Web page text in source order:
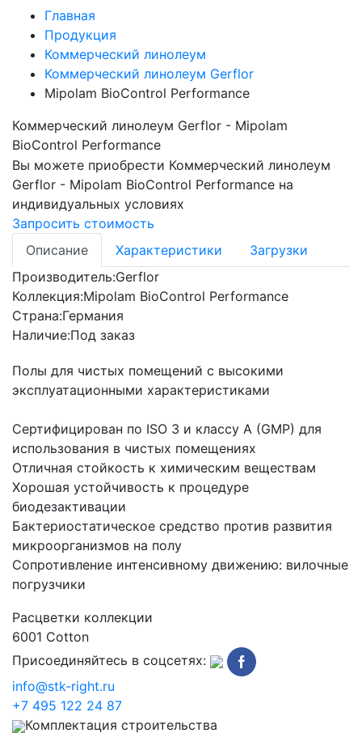
Главная
Продукция
Коммерческий линолеум
Коммерческий линолеум Gerflor
Mipolam BioControl Performance
Коммерческий линолеум Gerflor - Mipolam
BioControl Performance
Вы можете приобрести Коммерческий линолеум
Gerflor - Mipolam BioControl Performance на
индивидуальных условиях
Запросить стоимость
Описание
Характеристики
Загрузки
Производитель:Gerflor
Коллекция:Mipolam BioControl Performance
Страна:Германия
Наличие:Под заказ
Полы для чистых помещений с высокими
эксплуатационными характеристиками
Сертифицирован по ISO 3 и классу A (GMP) для
использования в чистых помещениях
Отличная стойкость к химическим веществам
Хорошая устойчивость к процедуре
биодезактивации
Бактериостатическое средство против развития
микроорганизмов на полу
Сопротивление интенсивному движению: вилочные
погрузчики
Расцветки коллекции
6001 Cotton
Присоединяйтесь в соцсетях:
info@stk-right.ru
+7 495 122 24 87
Комплектация строительства